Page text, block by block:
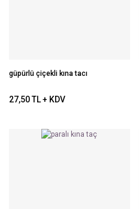
güpürlü çiçekli kına tacı
27,50 TL + KDV